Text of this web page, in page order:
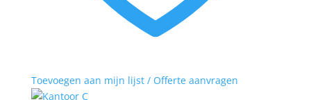
Toevoegen aan mijn lijst / Offerte aanvragen